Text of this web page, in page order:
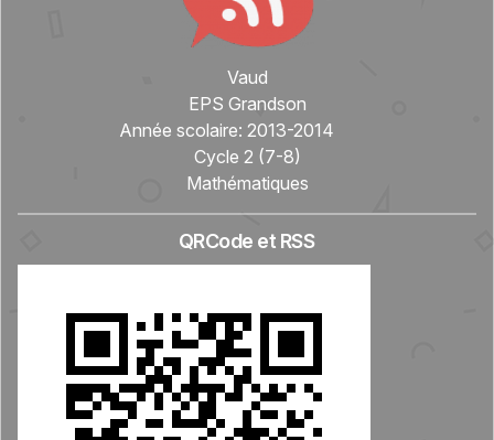
Vaud
EPS Grandson
Année scolaire: 2013-2014
Cycle 2 (7-8)
Mathématiques
QRCode et RSS